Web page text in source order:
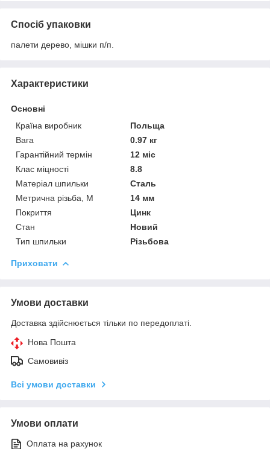
Спосіб упаковки
палети дерево, мішки п/п.
Характеристики
Основні
Країна виробник
Польща
Вага
0.97 кг
Гарантійний термін
12 міс
Клас міцності
8.8
Матеріал шпильки
Сталь
Метрична різьба, М
14 мм
Покриття
Цинк
Стан
Новий
Тип шпильки
Різьбова
Приховати
Умови доставки
Доставка здійснюється тільки по передоплаті.
Нова Пошта
Самовивіз
Всі умови доставки
Умови оплати
Оплата на рахунок